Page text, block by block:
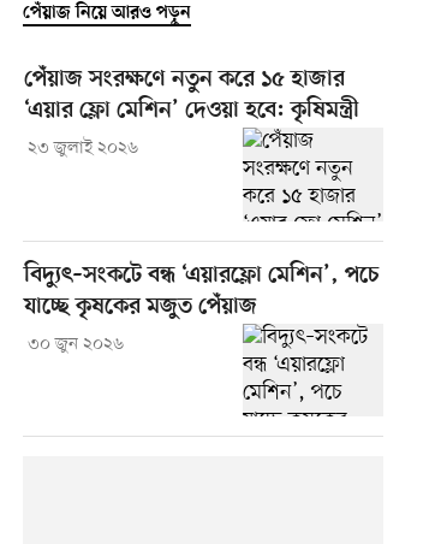
পেঁয়াজ নিয়ে আরও পড়ুন
পেঁয়াজ সংরক্ষণে নতুন করে ১৫ হাজার
‘এয়ার ফ্লো মেশিন’ দেওয়া হবে: কৃষিমন্ত্রী
২৩ জুলাই ২০২৬
বিদ্যুৎ–সংকটে বন্ধ ‘এয়ারফ্লো মেশিন’, পচে
যাচ্ছে কৃষকের মজুত পেঁয়াজ
৩০ জুন ২০২৬